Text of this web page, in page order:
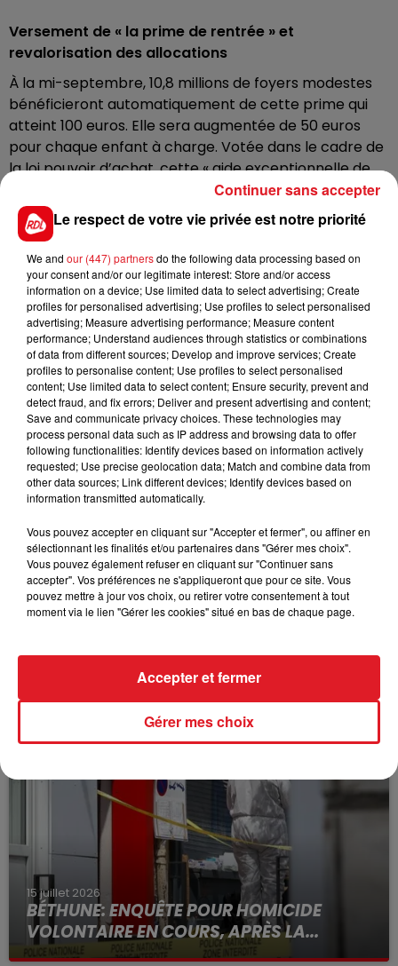
Versement de « la prime de rentrée » et
revalorisation des allocations
À la mi-septembre, 10,8 millions de foyers modestes
bénéficieront automatiquement de cette prime qui
atteint 100 euros. Elle sera augmentée de 50 euros
pour chaque enfant à charge. Votée dans le cadre de
la loi pouvoir d’achat, cette « aide exceptionnelle de
solidarité » sera versée aux bénéficiaires des minima
sociaux et aux étudiants boursiers ainsi qu’à ceux tous
ceux qui touchent les APL.
Les aides au logement, perçues par 6,5 millions de
personnes, seront aussi revalorisées de 3,5 %pour
compenser l’augmentation des loyers. Un versement
du rattrapage est prévu entre le 18 août et le 5
septembre, avant un versement de l’aide actualisée
le 5 septembre. Au même moment, les minima
sociaux et les retraites sont revalorisés jusqu’à 4 %
avec effet rétroactif jusqu’au 1er juillet.
Le plafond des tickets-restaurant augmente
Le plafond journalier de paiement passe de 19 à 25
euros. Il avaitdéjà été augmenté pendant la
pandémiede Covid pour atteindre 38 euros. Autre
évolution majeure, les tickets resto seront désormais
utilisables dans les supermarchés sur tous les produits
alimentaires et pas uniquement sur les produits
consommables immédiatement, comme c'était le cas
15 juillet 2026
BÉTHUNE: ENQUÊTE POUR HOMICIDE
VOLONTAIRE EN COURS, APRÈS LA...
Selon les premiers éléments, le logement servait
Le respect de votre vie privée est notre priorité
We and our (447) partnersdo the following data processing based on
your consent and/or our legitimate interest: Store and/or access
information on a device; Use limited data to select advertising; Create
profiles for personalised advertising; Use profiles to select personalised
advertising; Measure advertising performance; Measure content
performance; Understand audiences through statistics or combinations
of data from different sources; Develop and improve services; Create
profiles to personalise content; Use profiles to select personalised
content; Use limited data to select content; Ensure security, prevent and
detect fraud, and fix errors; Deliver and present advertising and content;
Save and communicate privacy choices. These technologies may
process personal data such as IP address and browsing data to offer
following functionalities: Identify devices based on information actively
requested; Use precise geolocation data; Match and combine data from
other data sources; Link different devices; Identify devices based on
information transmitted automatically.
Vous pouvez accepter en cliquant sur "Accepter et fermer", ou affiner en
sélectionnant les finalités et/ou partenaires dans "Gérer mes choix".
Vous pouvez également refuser en cliquant sur "Continuer sans
accepter". Vos préférences ne s'appliqueront que pour ce site. Vous
pouvez mettre à jour vos choix, ou retirer votre consentement à tout
moment via le lien "Gérer les cookies" situé en bas de chaque page.
Gérer mes choix
Accepter et fermer
Continuer sans accepter